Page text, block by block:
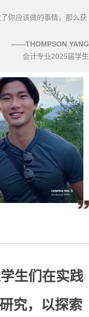
你应该做的事情，那么获
——THOMPSON YANG
会计专业2025届学生
生们在实践
究，以探索